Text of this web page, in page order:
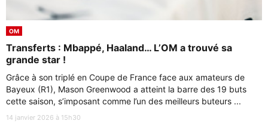
OM
Transferts : Mbappé, Haaland… L’OM a trouvé sa
grande star !
Grâce à son triplé en Coupe de France face aux amateurs de
Bayeux (R1), Mason Greenwood a atteint la barre des 19 buts
cette saison, s’imposant comme l’un des meilleurs buteurs ...
14 janvier 2026 à 15h30